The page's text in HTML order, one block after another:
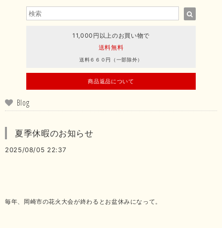
11,000円以上のお買い物で
送料無料
送料６６０円（一部除外）
商品返品について
Blog
夏季休暇のお知らせ
2025/08/05 22:37
毎年、岡崎市の花火大会が終わるとお盆休みになって。